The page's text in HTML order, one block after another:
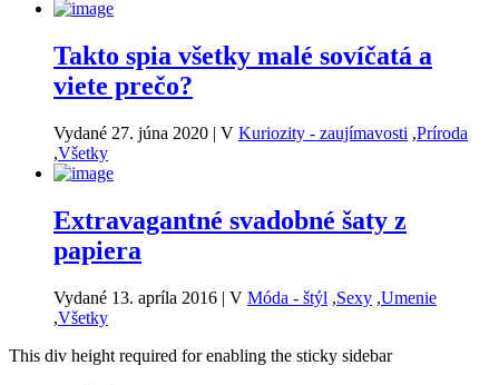
Takto spia všetky malé sovíčatá a
viete prečo?
Vydané 27. júna 2020 | V Kuriozity - zaujímavosti ,Príroda
,Všetky
Extravagantné svadobné šaty z
papiera
Vydané 13. apríla 2016 | V Móda - štýl ,Sexy ,Umenie
,Všetky
This div height required for enabling the sticky sidebar